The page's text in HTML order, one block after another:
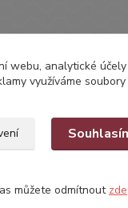
webu, analytické
využíváme soubory
můžete odmítnout zde.